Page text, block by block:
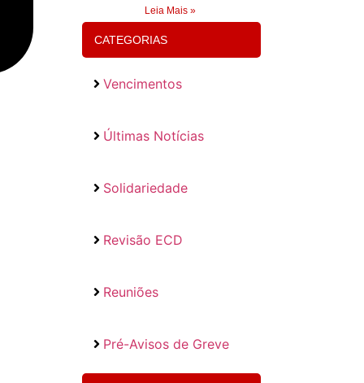
Leia Mais »
CATEGORIAS
Vencimentos
Últimas Notícias
Solidariedade
Revisão ECD
Reuniões
Pré-Avisos de Greve